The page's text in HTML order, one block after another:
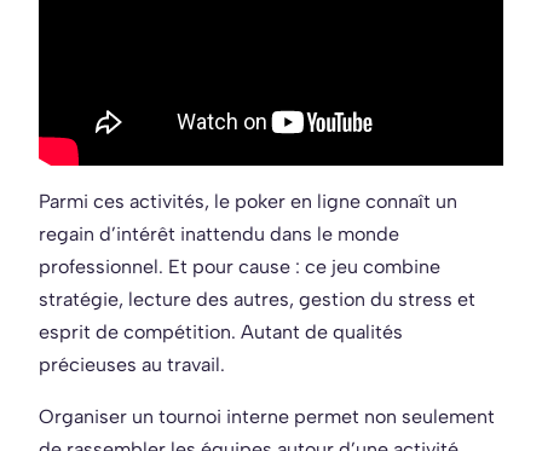
Parmi ces activités, le poker en ligne connaît un
regain d’intérêt inattendu dans le monde
professionnel. Et pour cause : ce jeu combine
stratégie, lecture des autres, gestion du stress et
esprit de compétition. Autant de qualités
précieuses au travail.
Organiser un tournoi interne permet non seulement